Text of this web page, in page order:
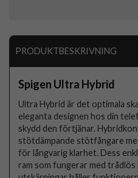
PRODUKTBESKRIVNING
Spigen Ultra Hybrid
Ultra Hybrid är det optimala
eleganta designen hos din
skydd den förtjänar.
stötdämpande stötfångare
för långvarig klarhet. Dess
ram som fungerar med trådlös